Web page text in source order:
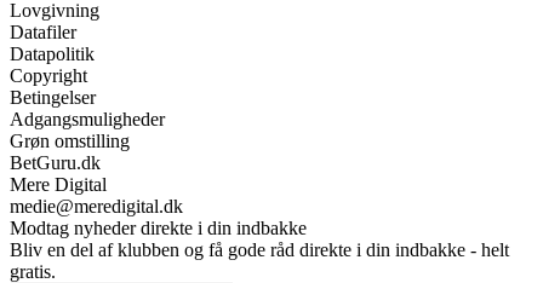
Lovgivning
Datafiler
Datapolitik
Copyright
Betingelser
Adgangsmuligheder
Grøn omstilling
BetGuru.dk
Mere Digital
medie@meredigital.dk
Modtag nyheder direkte i din indbakke
Bliv en del af klubben og få gode råd direkte i din indbakke - helt
gratis.